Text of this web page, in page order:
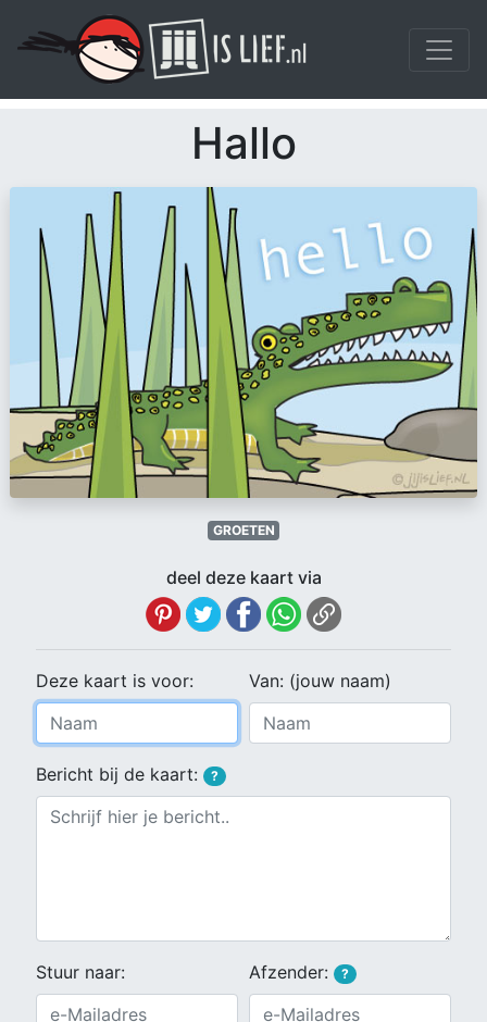
Hallo
GROETEN
deel deze kaart via
Deze kaart is voor: Van: (jouw naam)
Bericht bij de kaart: ?
Stuur naar: Afzender: ?